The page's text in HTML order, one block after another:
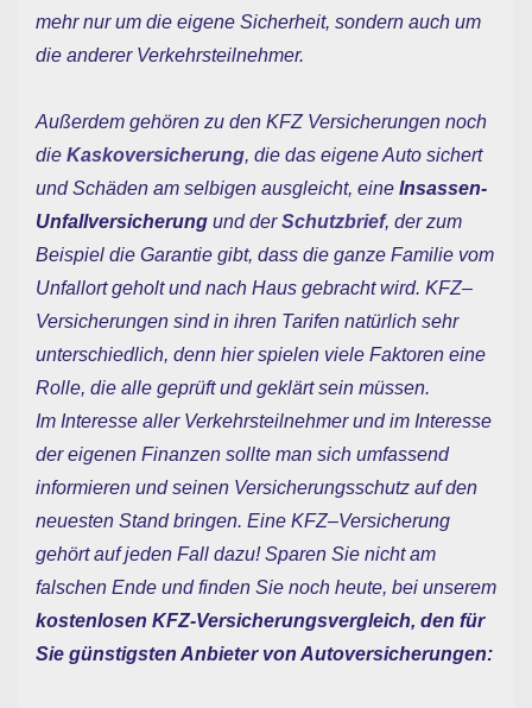
mehr nur um die eigene Sicherheit, sondern auch um
die anderer Verkehrsteilnehmer.
Außerdem gehören zu den KFZ Versicherungen noch
die Kaskoversicherung, die das eigene Auto sichert
und Schäden am selbigen ausgleicht, eine Insassen-
Unfallversicherung und derSchutzbrief, der zum
Beispiel die Garantie gibt, dass die ganze Familie vom
Unfallort geholt und nach Haus gebracht wird. KFZ–
Versicherungen sind in ihren Tarifen natürlich sehr
unterschiedlich, denn hier spielen viele Faktoren eine
Rolle, die alle geprüft und geklärt sein müssen.
Im Interesse aller Verkehrsteilnehmer und im Interesse
der eigenen Finanzen sollte man sich umfassend
informieren und seinen Versicherungsschutz auf den
neuesten Stand bringen. Eine KFZ–Versicherung
gehört auf jeden Fall dazu! Sparen Sie nicht am
falschen Ende und finden Sie noch heute, bei unserem
kostenlosen KFZ-Versicherungsvergleich, den für
Sie günstigsten Anbieter von Autoversicherungen: